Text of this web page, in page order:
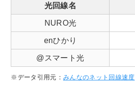
光回線名
NURO光
enひかり
@スマート光
※データ引用元： みんなのネット回線速度